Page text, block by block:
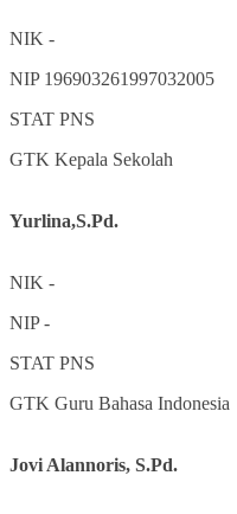
NIK -
NIP 196903261997032005
STAT PNS
GTK Kepala Sekolah
Yurlina,S.Pd.
NIK -
NIP-
STAT PNS
GTK Guru Bahasa Indonesia
Jovi Alannoris, S.Pd.